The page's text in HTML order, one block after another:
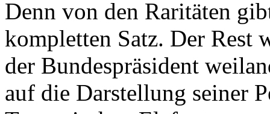
Denn von den Raritäten
kompletten Satz. Der Rest
der Bundespräsident
auf die Darstellung seiner